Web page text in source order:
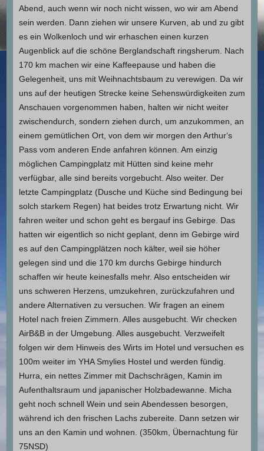
Abend, auch wenn wir noch nicht wissen, wo wir am Abend
sein werden. Dann ziehen wir unsere Kurven, ab und zu gibt
es ein Wolkenloch und wir erhaschen einen kurzen
Augenblick auf die schöne Berglandschaft ringsherum. Nach
170 km machen wir eine Kaffeepause und haben die
Gelegenheit, uns mit Weihnachtsbaum zu verewigen. Da wir
uns auf der heutigen Strecke keine Sehenswürdigkeiten zum
Anschauen vorgenommen haben, halten wir nicht weiter
zwischendurch, sondern ziehen durch, um anzukommen, an
einem gemütlichen Ort, von dem wir morgen den Arthur‘s
Pass vom anderen Ende anfahren können. Am einzig
möglichen Campingplatz mit Hütten sind keine mehr
verfügbar, alle sind bereits vorgebucht. Also weiter. Der
letzte Campingplatz (Dusche und Küche sind Bedingung bei
solch starkem Regen) hat beides trotz Erwartung nicht. Wir
fahren weiter und schon geht es bergauf ins Gebirge. Das
hatten wir eigentlich so nicht geplant, denn im Gebirge wird
es auf den Campingplätzen noch kälter, weil sie höher
gelegen sind und die 170 km durchs Gebirge hindurch
schaffen wir heute keinesfalls mehr. Also entscheiden wir
uns schweren Herzens, umzukehren, zurückzufahren und
andere Alternativen zu versuchen. Wir fragen an einem
Hotel nach freien Zimmern. Alles ausgebucht. Wir checken
AirB&B in der Umgebung. Alles ausgebucht. Verzweifelt
folgen wir dem Hinweis des Wirts im Hotel und versuchen es
100m weiter im YHA Smylies Hostel und werden fündig.
Hurra, ein nettes Zimmer mit Dachschrägen, Kamin im
Aufenthaltsraum und japanischer Holzbadewanne. Micha
geht noch schnell Wein und sein Abendessen besorgen,
während ich den frischen Lachs zubereite. Dann setzen wir
uns an den Kamin und wohnen. (350km, Übernachtung für
75NSD)